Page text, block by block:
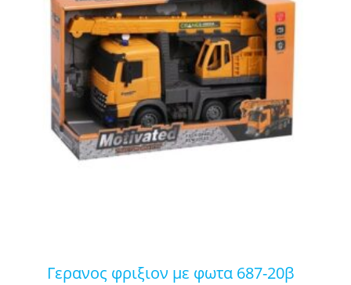
γερανος φριξιον με φωτα 687-20β